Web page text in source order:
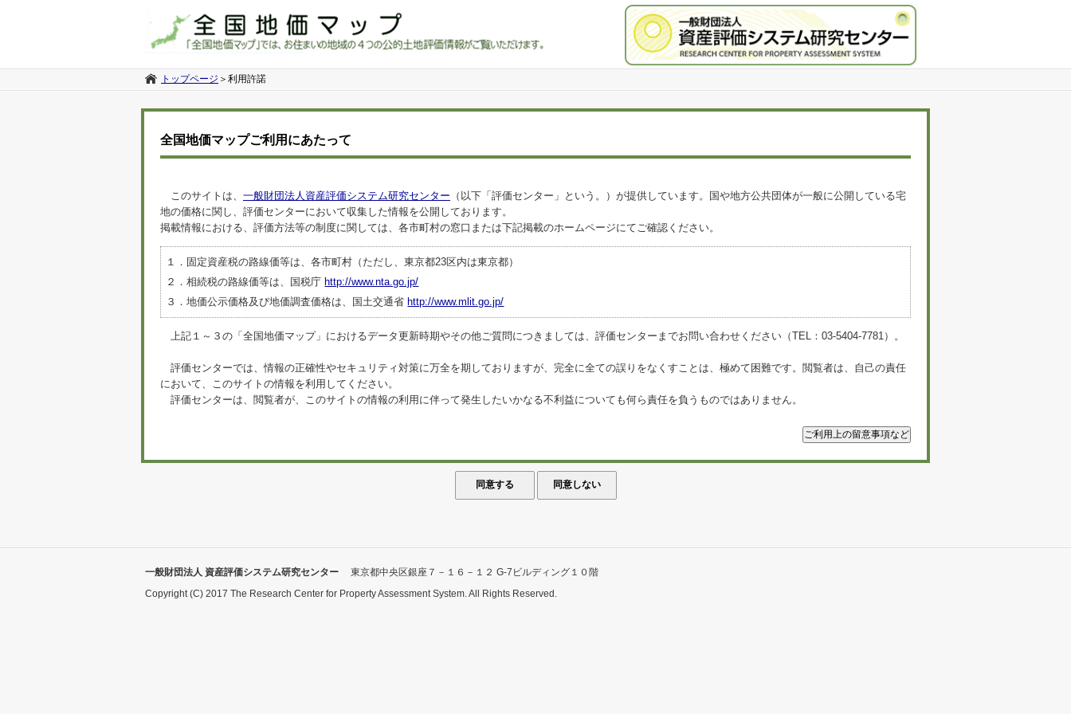
トップページ ＞ 利用許諾
全国地価マップご利用にあたって
このサイトは、 一般財団法人資産評価システム研究センター （以下「評価センター」という。）が提供しています。国や地方公共団体が一般に公開している宅
地の価格に関し、評価センターにおいて収集した情報を公開しております。
掲載情報における、評価方法等の制度に関しては、各市町村の窓口または下記掲載のホームページにてご確認ください。
１．固定資産税の路線価等は、各市町村（ただし、東京都23区内は東京都）
２．相続税の路線価等は、国税庁 http://www.nta.go.jp/
３．地価公示価格及び地価調査価格は、国土交通省 http://www.mlit.go.jp/
上記１～３の「全国地価マップ」におけるデータ更新時期やその他ご質問につきましては、評価センターまでお問い合わせください（TEL：03-5404-7781）。
評価センターでは、情報の正確性やセキュリティ対策に万全を期しておりますが、完全に全ての誤りをなくすことは、極めて困難です。閲覧者は、自己の責任
において、このサイトの情報を利用してください。
評価センターは、閲覧者が、このサイトの情報の利用に伴って発生したいかなる不利益についても何ら責任を負うものではありません。
一般財団法人 資産評価システム研究センター
東京都中央区銀座７－１６－１２ G-7ビルディング１０階
Copyright (C) 2017 The Research Center for Property Assessment System. All Rights Reserved.